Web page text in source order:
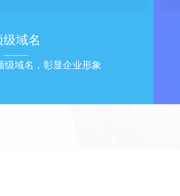
级域名
级域名，彰显企业形象